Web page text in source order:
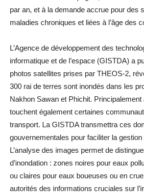
par an, et à la demande accrue pour des
maladies chroniques et liées à l’âge des
L’Agence de développement des
informatique et de l’espace (GISTDA) a
photos satellites prises par THEOS-2,
300 rai de terres sont inondés dans les
Nakhon Sawan et Phichit.
touchent également certaines
transport. La GISTDA transmettra ces
gouvernementales pour faciliter la gestion
L’analyse des images permet de
d’inondation : zones noires pour eaux
ou claires pour eaux boueuses ou en
autorités des informations cruciales sur